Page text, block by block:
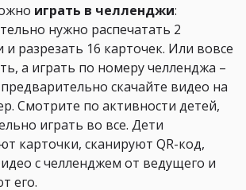
играть в челленджи:
нужно распечатать 2
и разрезать 16 карточек. Или вовсе
а играть по номеру челленджа –
скачайте видео на
Смотрите по активности детей,
играть во все. Дети
карточки, сканируют QR-код,
с челленджем от ведущего и
его.